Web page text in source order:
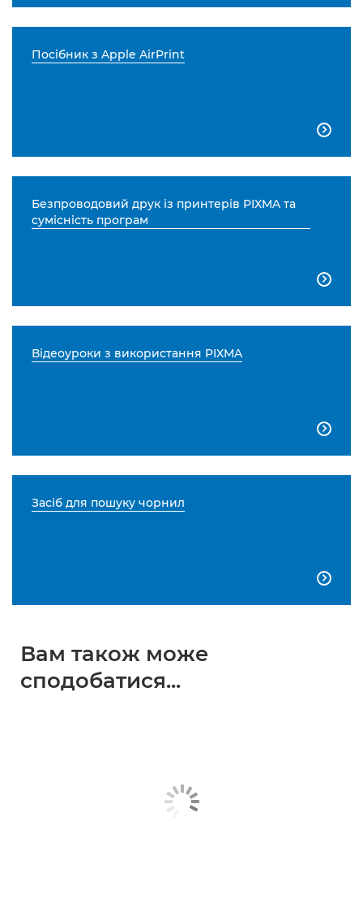
Посібник з Apple AirPrint

Безпроводовий друк із принтерів PIXMA та
сумісність програм

Відеоуроки з використання PIXMA

Засіб для пошуку чорнил

Вам також може
сподобатися...